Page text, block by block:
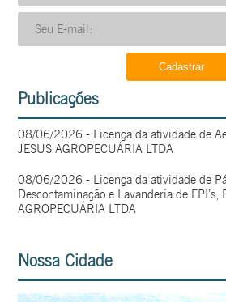
Publicações
08/06/2026 - Licença da atividade de
JESUS AGROPECUÁRIA LTDA
08/06/2026 - Licença da atividade de
Descontaminação e Lavanderia de EPI’s;
AGROPECUÁRIA LTDA
Nossa Cidade